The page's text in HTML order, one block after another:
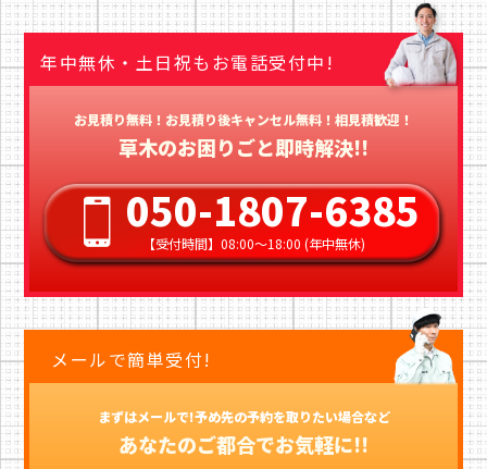
年中無休・土日祝もお電話受付中!
お見積り無料！お見積り後キャンセル無料！相見積歓迎！
草木のお困りごと即時解決!!
050-1807-6385
【受付時間】08:00〜18:00 (年中無休)
メールで簡単受付!
まずはメールで!予め先の予約を取りたい場合など
あなたのご都合でお気軽に!!